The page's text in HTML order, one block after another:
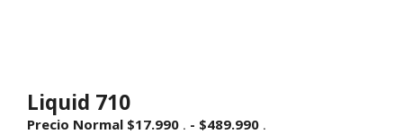
Liquid 710
Precio Normal $17.990 . - $489.990 .